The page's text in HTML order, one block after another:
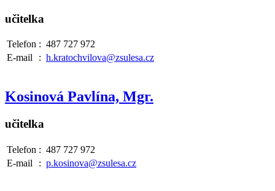
učitelka
Telefon : 487 727 972
E-mail
: h.kratochvilova@zsulesa.cz
Kosinová Pavlína, Mgr.
učitelka
Telefon : 487 727 972
E-mail
: p.kosinova@zsulesa.cz